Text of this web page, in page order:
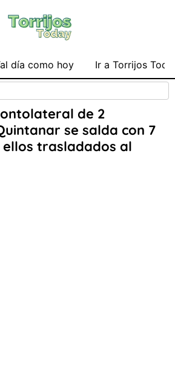
día como hoy Ir a Torrijos
de 2
se salda con 7
ellos trasladados al